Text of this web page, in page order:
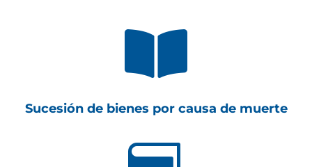

Sucesión de bienes por causa de muerte